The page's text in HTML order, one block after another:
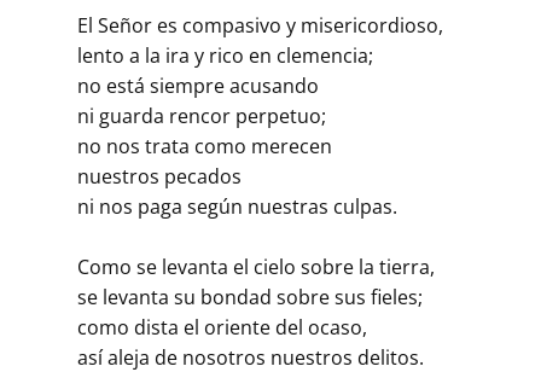
El Señor es compasivo y misericordioso,
lento a la ira y rico en clemencia;
no está siempre acusando
ni guarda rencor perpetuo;
no nos trata como merecen
nuestros pecados
ni nos paga según nuestras culpas.
Como se levanta el cielo sobre la tierra,
se levanta su bondad sobre sus fieles;
como dista el oriente del ocaso,
así aleja de nosotros nuestros delitos.